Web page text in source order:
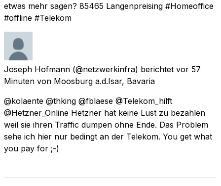
etwas mehr sagen? 85465 Langenpreising #Homeoffice
#offline #Telekom
Joseph Hofmann (@netzwerkinfra) berichtet vor 57
Minuten von Moosburg a.d.Isar, Bavaria
@kolaente @thking @fblaese @Telekom_hilft
@Hetzner_Online Hetzner hat keine Lust zu bezahlen
weil sie ihren Traffic dumpen ohne Ende. Das Problem
sehe ich hier nur bedingt an der Telekom. You get what
you pay for ;-)